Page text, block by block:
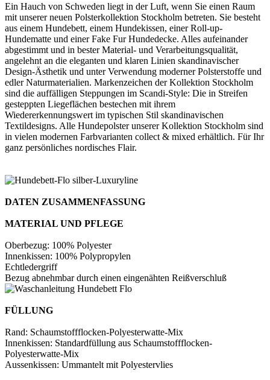
Ein Hauch von Schweden liegt in der Luft, wenn Sie einen Raum
mit unserer neuen Polsterkollektion Stockholm betreten. Sie besteht
aus einem Hundebett, einem Hundekissen, einer Roll-up-
Hundematte und einer Fake Fur Hundedecke. Alles aufeinander
abgestimmt und in bester Material- und Verarbeitungsqualität,
angelehnt an die eleganten und klaren Linien skandinavischer
Design-Ästhetik und unter Verwendung moderner Polsterstoffe und
edler Naturmaterialien. Markenzeichen der Kollektion Stockholm
sind die auffälligen Steppungen im Scandi-Style: Die in Streifen
gesteppten Liegeflächen bestechen mit ihrem
Wiedererkennungswert im typischen Stil skandinavischen
Textildesigns. Alle Hundepolster unserer Kollektion Stockholm sind
in vielen modernen Farbvarianten collect & mixed erhältlich. Für Ihr
ganz persönliches nordisches Flair.
DATEN ZUSAMMENFASSUNG
MATERIAL UND PFLEGE
Oberbezug: 100% Polyester
Innenkissen: 100% Polypropylen
Echtledergriff
Bezug abnehmbar durch einen eingenähten Reißverschluß
FÜLLUNG
Rand: Schaumstoffflocken-Polyesterwatte-Mix
Innenkissen: Standardfüllung aus Schaumstoffflocken-
Polyesterwatte-Mix
Aussenkissen: Ummantelt mit Polyestervlies